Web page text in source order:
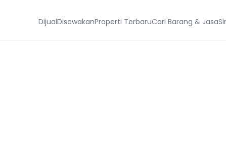
DijualDisewakanProperti TerbaruCari Barang & Jasa